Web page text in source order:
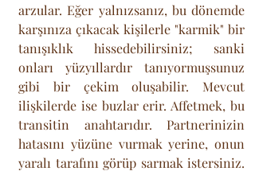
arzular. Eğer yalnızsanız, bu dönemde
karşınıza çıkacak kişilerle "karmik" bir
tanışıklık hissedebilirsiniz; sanki
onları yüzyıllardır tanıyormuşsunuz
gibi bir çekim oluşabilir. Mevcut
ilişkilerde ise buzlar erir. Affetmek, bu
transitin anahtarıdır. Partnerinizin
hatasını yüzüne vurmak yerine, onun
yaralı tarafını görüp sarmak istersiniz.